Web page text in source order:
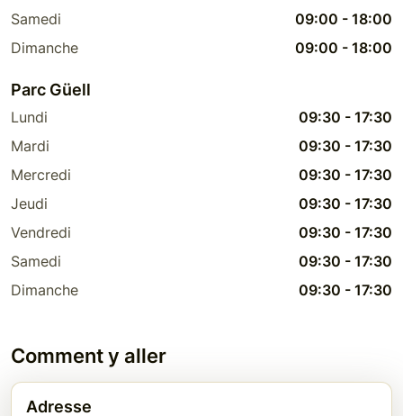
Samedi
09:00 - 18:00
Dimanche
09:00 - 18:00
Parc Güell
Lundi 09:30 - 17:30
Mardi
09:30 - 17:30
Mercredi
09:30 - 17:30
Jeudi
09:30 - 17:30
Vendredi
09:30 - 17:30
Samedi
09:30 - 17:30
Dimanche
09:30 - 17:30
Comment y aller
Adresse